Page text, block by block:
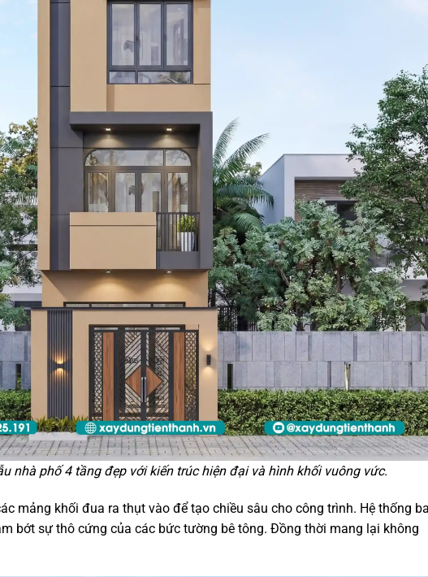
nhà phố 4 tầng đẹp với kiến trúc hiện đại và hình khối vuông vức.
mảng khối đua ra thụt vào để tạo chiều sâu cho công trình. Hệ thống
bớt sự thô cứng của các bức tường bê tông. Đồng thời mang lại không